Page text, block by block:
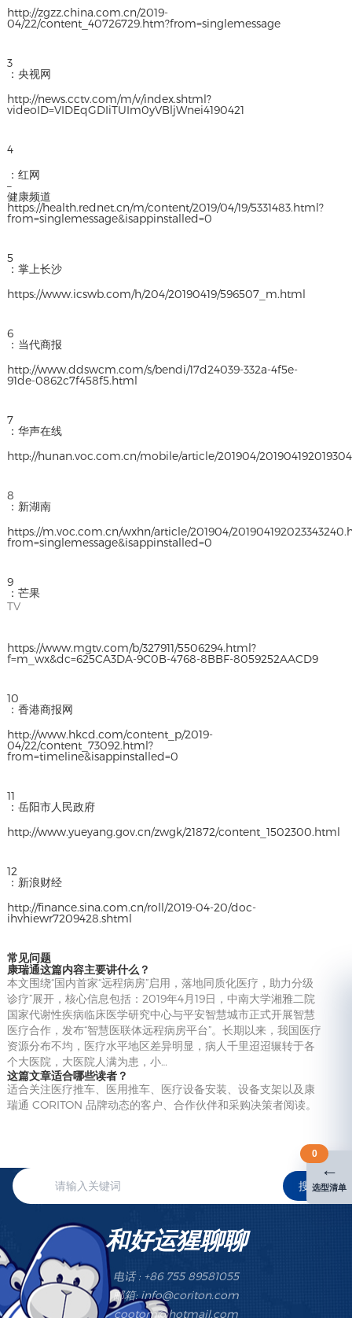
http://zgzz.china.com.cn/2019-
04/22/content_40726729.htm?from=singlemessage
3
：央视网
http://news.cctv.com/m/v/index.shtml?
videoID=VIDEqGDIiTUIm0yVBljWnei4190421
4
：红网
–
健康频道
https://health.rednet.cn/m/content/2019/04/19/5331483.html?
from=singlemessage&isappinstalled=0
5
：掌上长沙
https://www.icswb.com/h/204/20190419/596507_m.html
6
：当代商报
http://www.ddswcm.com/s/bendi/17d24039-332a-4f5e-
91de-0862c7f458f5.html
7
：华声在线
http://hunan.voc.com.cn/mobile/article/201904/
8
：新湖南
https://m.voc.com.cn/wxhn/article/201904/
from=singlemessage&isappinstalled=0
9
：芒果
TV
https://www.mgtv.com/b/327911/5506294.html?
f=m_wx&dc=625CA3DA-9C0B-4768-8BBF-8059252AACD9
10
：香港商报网
http://www.hkcd.com/content_p/2019-
04/22/content_73092.html?
from=timeline&isappinstalled=0
11
：岳阳市人民政府
http://www.yueyang.gov.cn/zwgk/21872/content_1502300.html
12
：新浪财经
http://finance.sina.com.cn/roll/2019-04-20/doc-
ihvhiewr7209428.shtml
常见问题
康瑞通这篇内容主要讲什么？
本文围绕“国内首家“远程病房”启用，落地同质化医疗，助力分级
诊疗”展开，核心信息包括：2019年4月19日，中南大学湘雅二院
国家代谢性疾病临床医学研究中心与平安智慧城市正式开展智慧
医疗合作，发布“智慧医联体远程病房平台”。长期以来，我国医疗
资源分布不均，医疗水平地区差异明显，病人千里迢迢辗转于各
个大医院，大医院人满为患，小…
这篇文章适合哪些读者？
适合关注医疗推车、医用推车、医疗设备安装、设备支架以及康
瑞通 CORITON 品牌动态的客户、合作伙伴和采购决策者阅读。
搜索
和好运猩聊聊
电话 : +86 755 89581055
邮箱: info@coriton.com
cootom@hotmail.com
←
选型清单
0